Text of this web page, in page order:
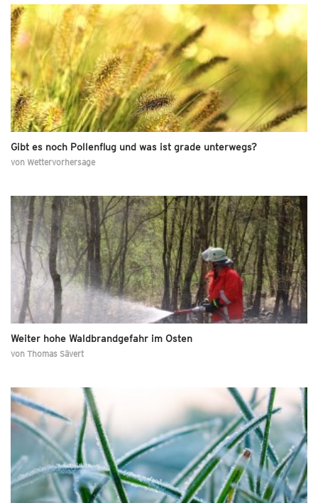
Gibt es noch Pollenflug und was ist grade unterwegs?
von Wettervorhersage
Weiter hohe Waldbrandgefahr im Osten
von Thomas Sävert